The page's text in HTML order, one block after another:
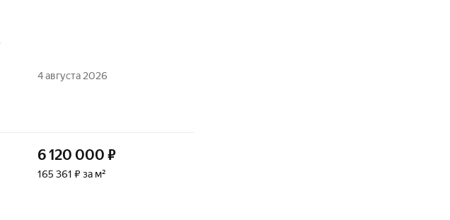
4 августа 2026
6 120 000 ₽
165 361 ₽ за м²